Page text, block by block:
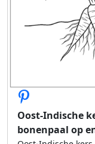
Oost-Indische
bonenpaal op